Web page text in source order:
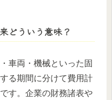
どういう意味？
車両・機械といった固
る期間に分けて費用計
す。企業の財務諸表や